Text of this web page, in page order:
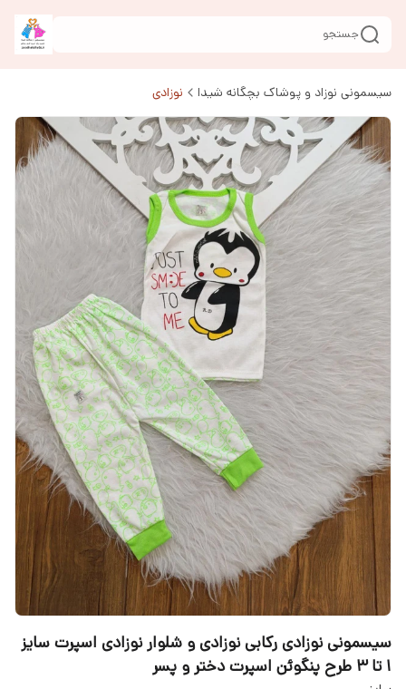
جستجو
سیسمونی نوزاد و پوشاک بچگانه شیدا نوزادی
سیسمونی نوزادی رکابی نوزادی و شلوار نوزادی اسپرت سایز
1 تا 3 طرح پنگوئن اسپرت دختر و پسر